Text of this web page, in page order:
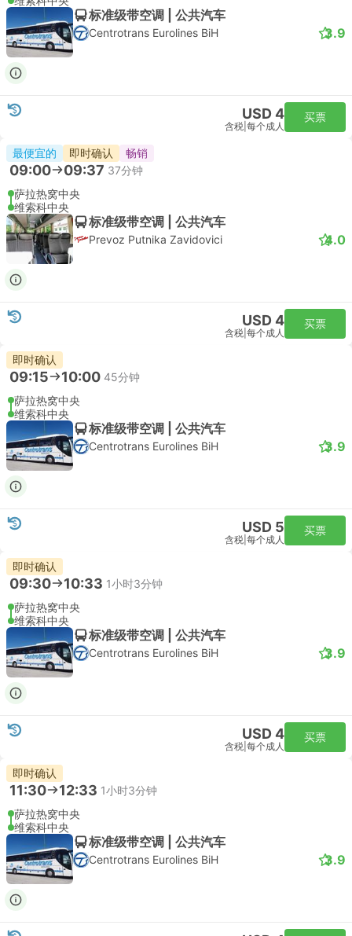
标准级带空调 | 公共汽车
Centrotrans Eurolines BiH 3.9
USD 4
含税 每个成人
买票
最便宜的 即时确认 畅销
09:00 09:37 37分钟
萨拉热窝中央
维索科中央
标准级带空调 | 公共汽车
Prevoz Putnika Zavidovici 4.0
USD 4
含税 每个成人
买票
即时确认
09:15 10:00 45分钟
萨拉热窝中央
维索科中央
标准级带空调 | 公共汽车
Centrotrans Eurolines BiH 3.9
USD 5
含税 每个成人
买票
即时确认
09:30 10:33 1小时3分钟
萨拉热窝中央
维索科中央
标准级带空调 | 公共汽车
Centrotrans Eurolines BiH 3.9
USD 4
含税 每个成人
买票
即时确认
11:30 12:33 1小时3分钟
萨拉热窝中央
维索科中央
标准级带空调 | 公共汽车
Centrotrans Eurolines BiH 3.9